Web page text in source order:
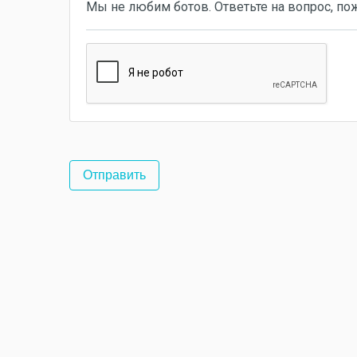
Мы не любим ботов. Ответьте на вопрос,